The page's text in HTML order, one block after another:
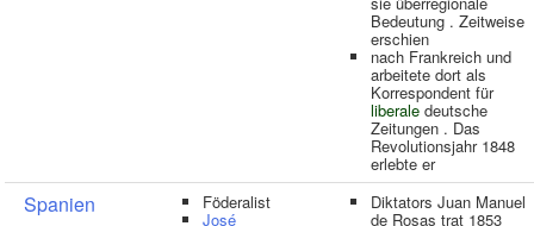
Bedeutung . Zeitweise
erschien
nach Frankreich und
arbeitete dort als
Korrespondent für
liberale deutsche
Zeitungen . Das
Revolutionsjahr 1848
erlebte er
Spanien Föderalist
José
Diktators Juan Manuel
de Rosas trat 1853